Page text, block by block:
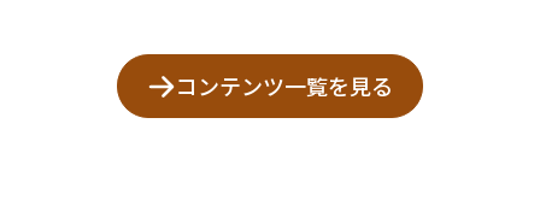
コンテンツ一覧を見る